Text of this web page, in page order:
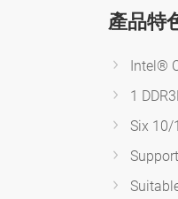
產品特
Intel®
1
Six 10/